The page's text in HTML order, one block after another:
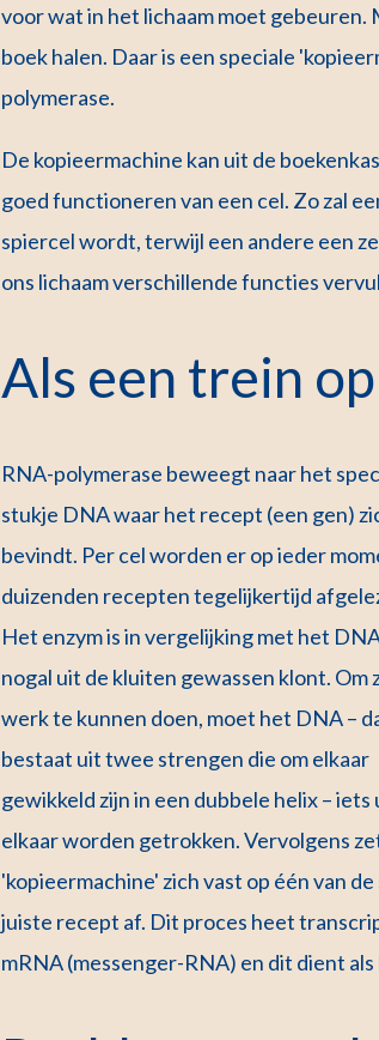
voor wat in het lichaam moet gebeuren.
boek halen. Daar is een speciale
polymerase.
De kopieermachine kan uit de
goed functioneren van een cel. Zo zal
spiercel wordt, terwijl een andere een
ons lichaam verschillende functies
Als een trein
RNA-polymerase beweegt naar het
stukje DNA waar het recept (een gen)
bevindt. Per cel worden er op ieder
duizenden recepten tegelijkertijd
Het enzym is in vergelijking met het
nogal uit de kluiten gewassen klont. Om
werk te kunnen doen, moet het DNA –
bestaat uit twee strengen die om elkaar
gewikkeld zijn in een dubbele helix – iets
elkaar worden getrokken. Vervolgens
'kopieermachine' zich vast op één van
juiste recept af. Dit proces heet
mRNA (messenger-RNA) en dit dient